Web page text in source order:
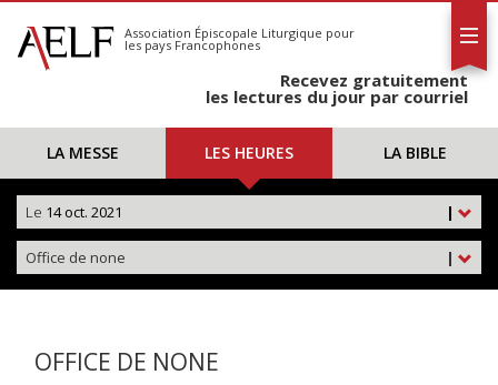
S'abonner
Calendrier
Association Épiscopale Liturgique pour
les pays Francophones
Recevez gratuitement
les lectures du jour par courriel
LA MESSE LES HEURES LA BIBLE
|
Le 14 oct. 2021
|
Office de none
OFFICE DE NONE